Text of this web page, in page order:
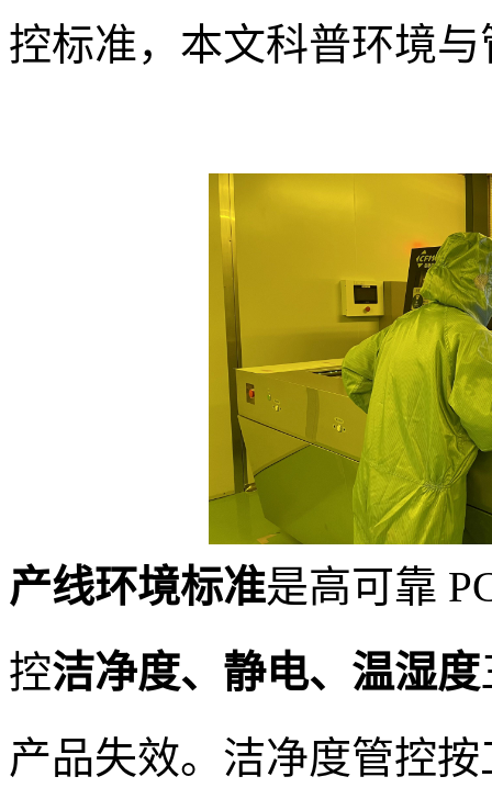
控标准，本文科普环境
产线环境标准是高可靠
控洁净度、静电、温湿度
产品失效。洁净度管控